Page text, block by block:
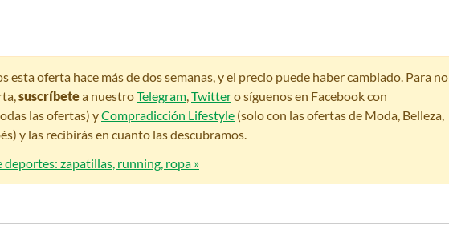
esta oferta hace más de dos semanas, y el precio puede haber cambiado. Para no
suscríbetea nuestroTelegram Twittero síguenos en Facebook con
las ofertas) yCompradicción Lifestyle (solo con las ofertas de Moda, Belleza,
y las recibirás en cuanto las descubramos.
zapatillas, running, ropa »